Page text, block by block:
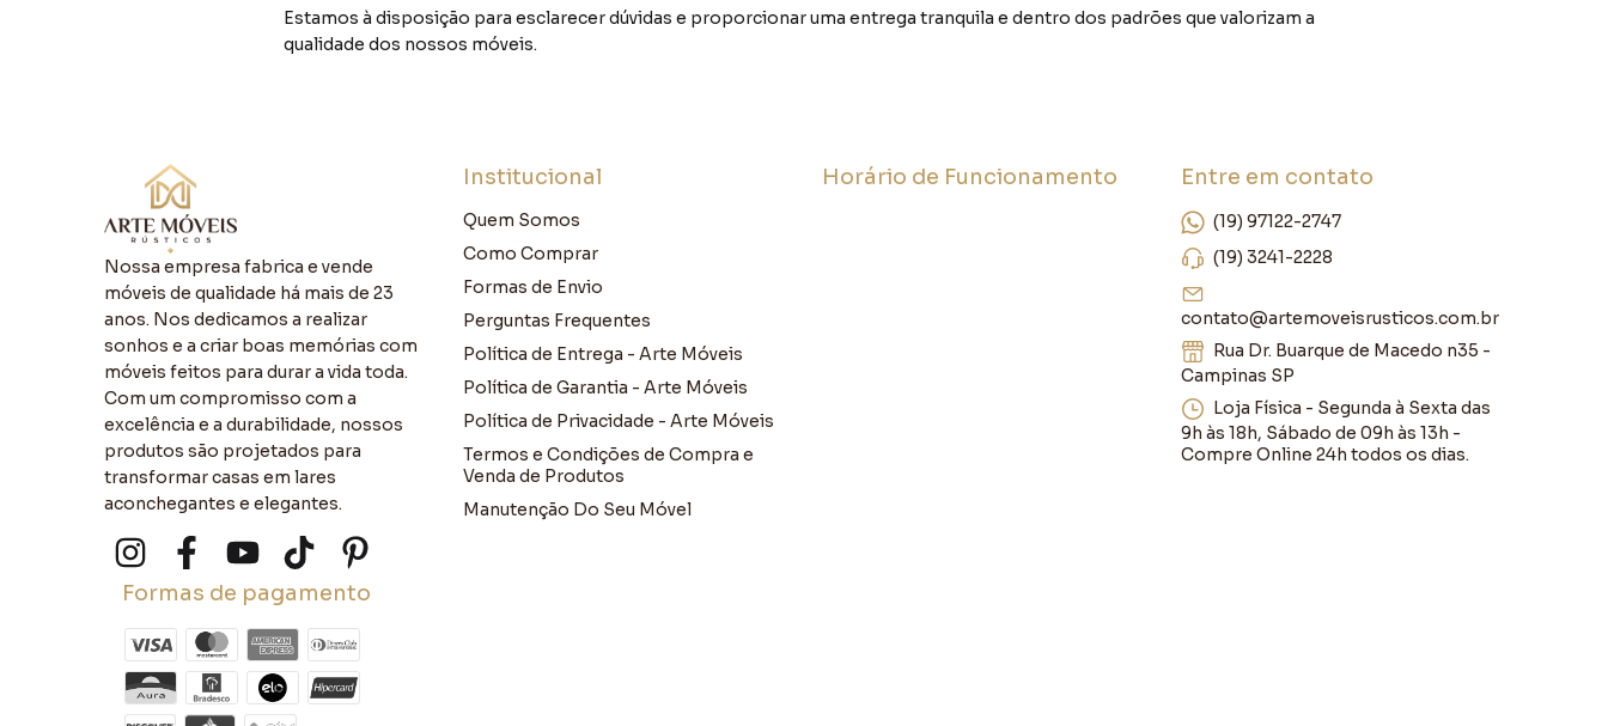
Estamos à disposição para esclarecer dúvidas e proporcionar uma entrega tranquila e dentro dos padrões que valorizam a
qualidade dos nossos móveis.
Nossa empresa fabrica e vende
móveis de qualidade há mais de 23
anos. Nos dedicamos a realizar
sonhos e a criar boas memórias com
móveis feitos para durar a vida toda.
Com um compromisso com a
excelência e a durabilidade, nossos
produtos são projetados para
transformar casas em lares
aconchegantes e elegantes.
Institucional
Quem Somos
Como Comprar
Formas de Envio
Perguntas Frequentes
Política de Entrega - Arte Móveis
Política de Garantia - Arte Móveis
Política de Privacidade - Arte Móveis
Termos e Condições de Compra e
Venda de Produtos
Manutenção Do Seu Móvel
Horário de Funcionamento Entre em contato
(19) 97122-2747
(19) 3241-2228
contato@artemoveisrusticos.com.br
Rua Dr. Buarque de Macedo n35 -
Campinas SP
Loja Física - Segunda à Sexta das
9h às 18h, Sábado de 09h às 13h -
Compre Online 24h todos os dias.
Formas de pagamento